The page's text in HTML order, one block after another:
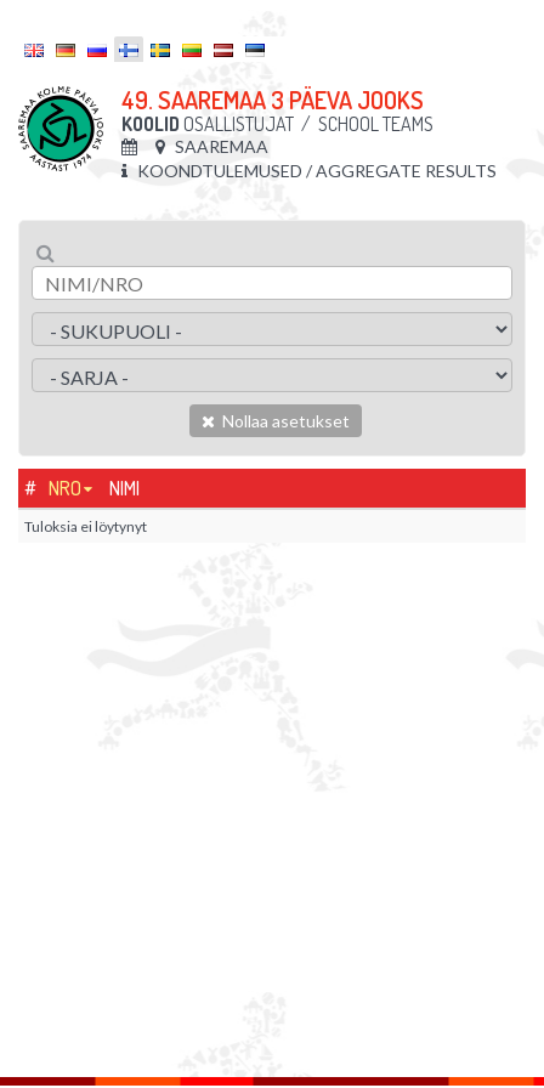
49. SAAREMAA 3 PÄEVA JOOKS
KOOLID OSALLISTUJAT / SCHOOL TEAMS
SAAREMAA
KOONDTULEMUSED / AGGREGATE RESULTS
Nollaa asetukset
# NRO NIMI
Tuloksia ei löytynyt